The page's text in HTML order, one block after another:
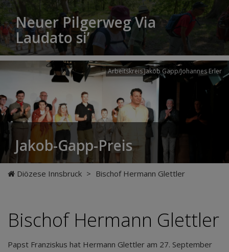
Neuer Pilgerweg Via
Laudato si’
Arbeitskreis Jakob Gapp/Johannes Erler
Jakob-Gapp-Preis
Diözese Innsbruck > Bischof Hermann Glettler
Bischof Hermann Glettler
Papst Franziskus hat Hermann Glettler am 27. September